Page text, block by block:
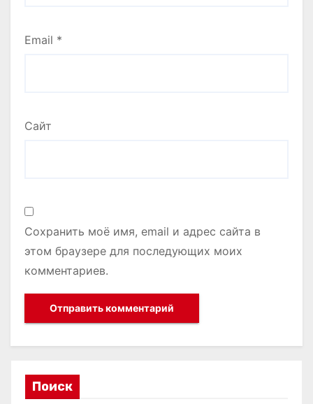
Email *
Сайт
Сохранить моё имя, email и адрес сайта в
этом браузере для последующих моих
комментариев.
Поиск